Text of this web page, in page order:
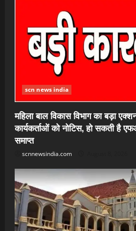
scn news india
महिला बाल विकास विभाग का बड़ा
कार्यकर्ताओं को नोटिस, हो सकती है
समाप्त
scnnewsindia.com